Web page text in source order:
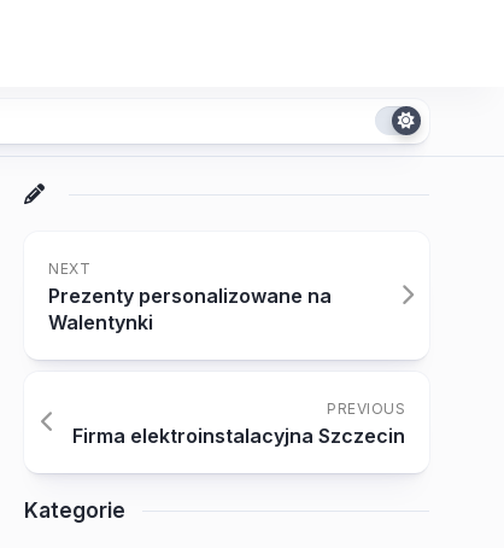
NEXT
Prezenty personalizowane na
Walentynki
PREVIOUS
Firma elektroinstalacyjna Szczecin
Kategorie